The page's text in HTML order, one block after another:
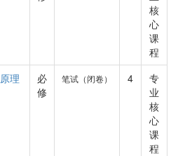
核
心
课
程
理
必
修
笔试（闭卷） 4
专
业
核
心
课
程